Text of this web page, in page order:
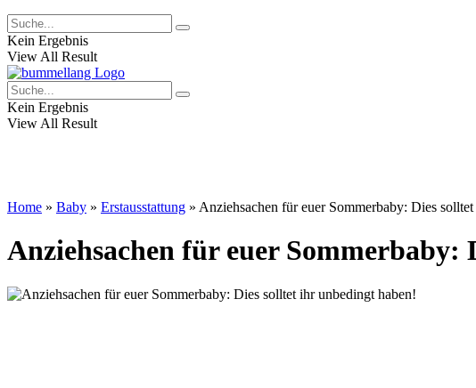
Kein Ergebnis
View All Result
Kein Ergebnis
View All Result
Home » Baby » Erstausstattung » Anziehsachen für euer Sommerbaby: Dies
Anziehsachen für euer